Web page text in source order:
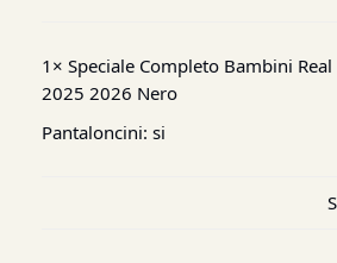
1× Speciale Completo Bambini
2025 2026 Nero
Pantaloncini: si